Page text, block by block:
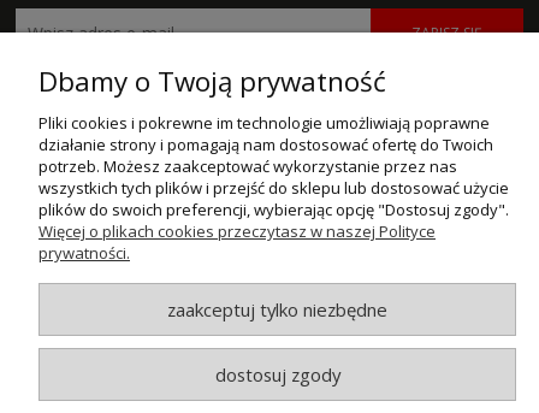
ZAPISZ SIĘ
POMOC
MOJE KONTO
PŁATNOŚCI I DOSTAWA
O NAS
© MAXSOTE 2026.Wszystkie prawa zastrzeżone.
Dbamy o Twoją prywatność
Pliki cookies i pokrewne im technologie umożliwiają poprawne
działanie strony i pomagają nam dostosować ofertę do Twoich
potrzeb. Możesz zaakceptować wykorzystanie przez nas
wszystkich tych plików i przejść do sklepu lub dostosować użycie
plików do swoich preferencji, wybierając opcję "Dostosuj zgody".
Więcej o plikach cookies przeczytasz w naszej Polityce
prywatności.
zaakceptuj tylko niezbędne
dostosuj zgody